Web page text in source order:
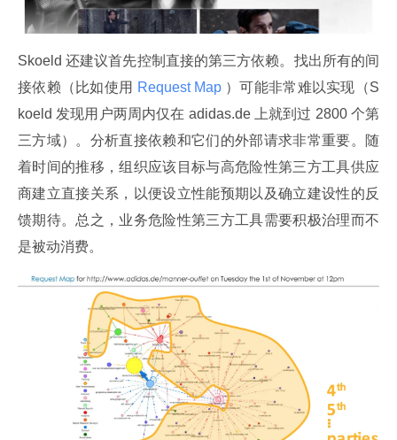
Skoeld 还建议首先控制直接的第三方依赖。找出所有的间
接依赖（比如使用 Request Map ）可能非常难以实现（S
koeld 发现用户两周内仅在 adidas.de 上就到过 2800 个第
三方域）。分析直接依赖和它们的外部请求非常重要。随
着时间的推移，组织应该目标与高危险性第三方工具供应
商建立直接关系，以便设立性能预期以及确立建设性的反
馈期待。总之，业务危险性第三方工具需要积极治理而不
是被动消费。